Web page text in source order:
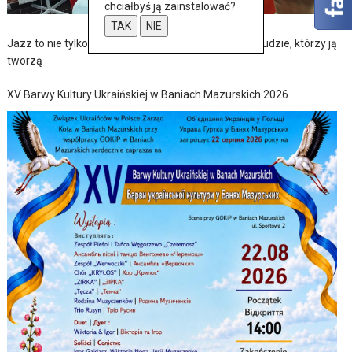
Jazz to nie tylko muzyka – to także historia, pasja i ludzie, którzy ją
tworzą
XV Barwy Kultury Ukraińskiej w Baniach Mazurskich 2026
chciałbyś ją zainstalować?
TAK
NIE